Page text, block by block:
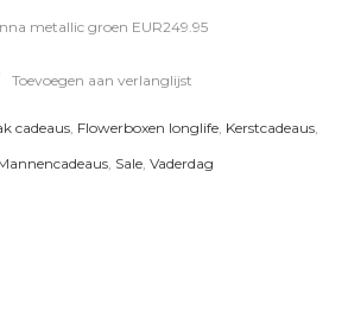
metallic groen EUR249.95
Toevoegen aan verlanglijst
cadeaus, Flowerboxen longlife, Kerstcadeaus,
, Sale, Vaderdag